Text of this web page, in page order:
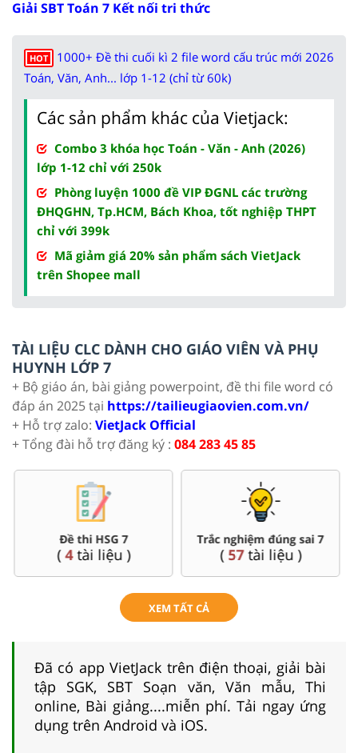
Giải SBT Toán 7 Kết nối tri thức
HOT
1000+ Đề thi cuối kì 2 file word cấu trúc mới 2026
Toán, Văn, Anh... lớp 1-12 (chỉ từ 60k)
Các sản phẩm khác của Vietjack:
Combo 3 khóa học Toán - Văn - Anh (2026)
lớp 1-12 chỉ với 250k
Phòng luyện 1000 đề VIP ĐGNL các trường
ĐHQGHN, Tp.HCM, Bách Khoa, tốt nghiệp THPT
chỉ với 399k
Mã giảm giá 20% sản phẩm sách VietJack
trên Shopee mall
TÀI LIỆU CLC DÀNH CHO GIÁO VIÊN VÀ PHỤ
HUYNH LỚP 7
+ Bộ giáo án, bài giảng powerpoint, đề thi file word có
đáp án 2025 tại https://tailieugiaovien.com.vn/
+ Hỗ trợ zalo: VietJack Official
+ Tổng đài hỗ trợ đăng ký : 084 283 45 85
Đề thi HSG 7
(4tài liệu )
Trắc nghiệm đúng sai 7
( 57tài liệu )
XEM TẤT CẢ
Đã có app VietJack trên điện thoại, giải bài
tập SGK, SBT Soạn văn, Văn mẫu, Thi
online, Bài giảng....miễn phí. Tải ngay ứng
dụng trên Android và iOS.